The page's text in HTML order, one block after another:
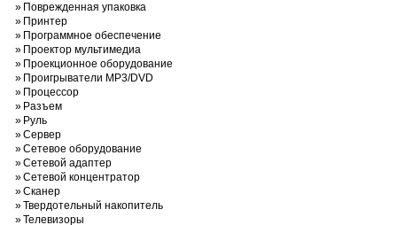
» Поврежденная упаковка
» Принтер
» Программное обеспечение
» Проектор мультимедиа
» Проекционное оборудование
» Проигрыватели MP3/DVD
» Процессор
» Разъем
» Руль
»Сервер
»Сетевое оборудование
»Сетевой адаптер
»Сетевой концентратор
»Сканер
»Твердотельный накопитель
»Телевизоры